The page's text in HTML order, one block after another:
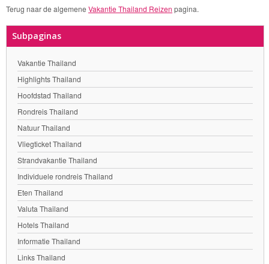
Terug naar de algemene Vakantie Thailand Reizen pagina.
Subpaginas
Vakantie Thailand
Highlights Thailand
Hoofdstad Thailand
Rondreis Thailand
Natuur Thailand
Vliegticket Thailand
Strandvakantie Thailand
Individuele rondreis Thailand
Eten Thailand
Valuta Thailand
Hotels Thailand
Informatie Thailand
Links Thailand